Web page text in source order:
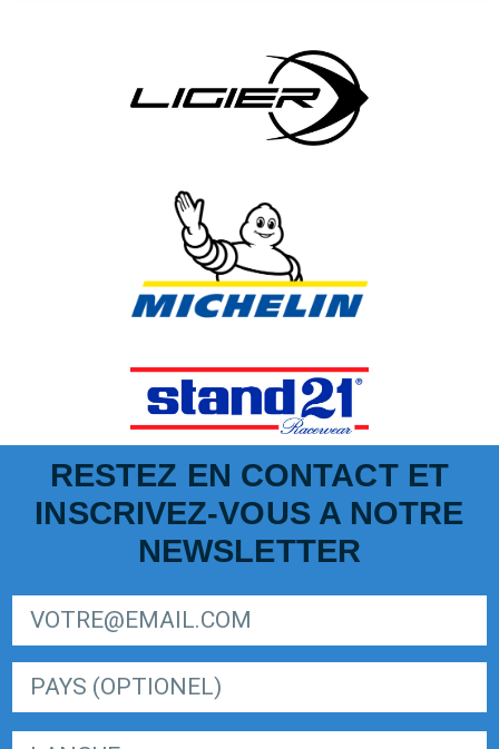
RESTEZ EN CONTACT ET
INSCRIVEZ-VOUS A NOTRE
NEWSLETTER